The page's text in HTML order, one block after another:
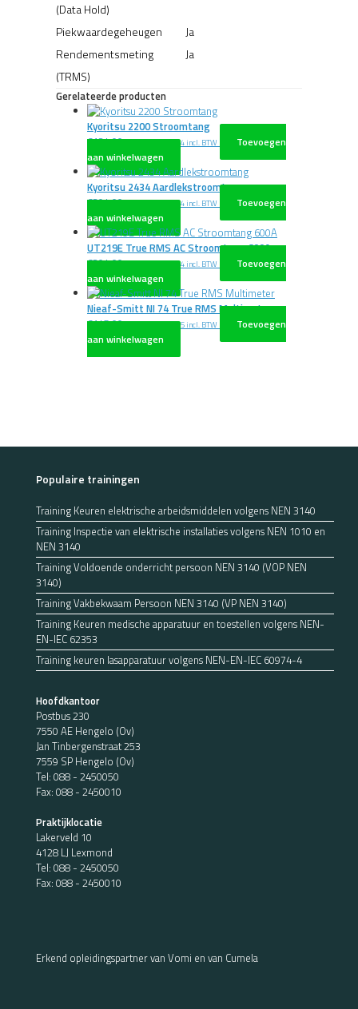
(Data Hold)
Piekwaardegeheugen
Ja
Rendementsmeting
(TRMS)
Ja
Gerelateerde producten
Kyoritsu 2200 Stroomtang
€134,00 excl. BTW€162,14 incl. BTW
Toevoegen
aan winkelwagen
Kyoritsu 2434 Aardlekstroomtang
€394,00 excl. BTW€476,74 incl. BTW
Toevoegen
aan winkelwagen
UT219E True RMS AC Stroomtang 600A
€204,00 excl. BTW€246,84 incl. BTW
Toevoegen
aan winkelwagen
Nieaf-Smitt NI 74 True RMS Multimeter
€145,00 excl. BTW€175,45 incl. BTW
Toevoegen
aan winkelwagen
Populaire trainingen
Training Keuren elektrische arbeidsmiddelen volgens NEN 3140
Training Inspectie van elektrische installaties volgens NEN 1010 en
NEN 3140
Training Voldoende onderricht persoon NEN 3140 (VOP NEN
3140)
Training Vakbekwaam Persoon NEN 3140 (VP NEN 3140)
Training Keuren medische apparatuur en toestellen volgens NEN-
EN-IEC 62353
Training keuren lasapparatuur volgens NEN-EN-IEC 60974-4
Hoofdkantoor
Postbus 230
7550 AE Hengelo (Ov)
Jan Tinbergenstraat 253
7559 SP Hengelo (Ov)
Tel: 088 - 2450050
Fax: 088 - 2450010
Praktijklocatie
Lakerveld 10
4128 LJ Lexmond
Tel: 088 - 2450050
Fax: 088 - 2450010
Erkend opleidingspartner van Vomi en van Cumela